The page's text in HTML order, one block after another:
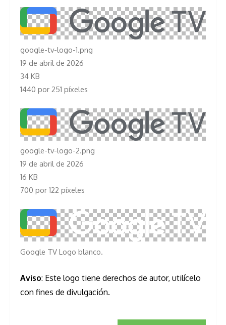
google-tv-logo-1.png
19 de abril de 2026
34 KB
1440 por 251 píxeles
google-tv-logo-2.png
19 de abril de 2026
16 KB
700 por 122 píxeles
Google TV Logo blanco.
Aviso: Este logo tiene derechos de autor, utilícelo
con fines de divulgación.